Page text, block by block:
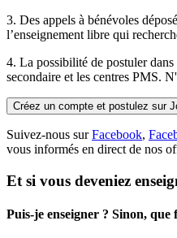
3. Des appels à bénévoles
l’enseignement libre qui
4. La possibilité de postulerdans
secondaire et les centres PMS.
Créez un compte et postulez sur
Suivez-nous surFacebook,
vous informés en direct de nos
Et si vous deveniez
Puis-je enseigner ? Sinon, que